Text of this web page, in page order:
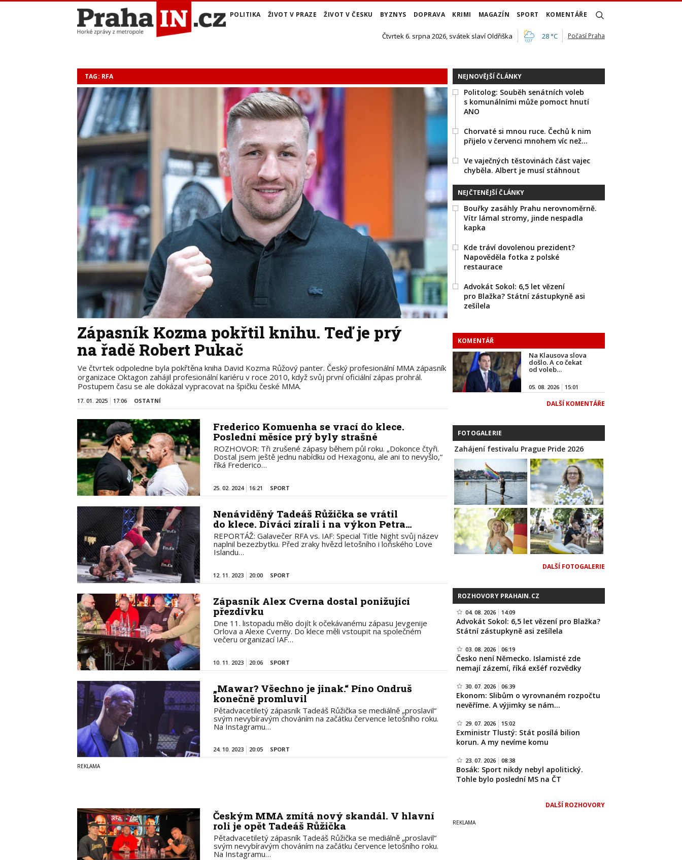
POLITIKA ŽIVOT V PRAZE ŽIVOT V ČESKU BYZNYS DOPRAVA KRIMI MAGAZÍN SPORT KOMENTÁŘE
Čtvrtek 6. srpna 2026, svátek slaví Oldřiška 28 °C Počasí Praha
TAG: RFA
Zápasník Kozma pokřtil knihu. Teď je prý
na řadě Robert Pukač
Ve čtvrtek odpoledne byla pokřtěna kniha David Kozma Růžový panter. Český profesionální MMA zápasník
organizace Oktagon zahájil profesionální kariéru v roce 2010, když svůj první oficiální zápas prohrál.
Postupem času se ale dokázal vypracovat na špičku české MMA.
17. 01. 2025 17:06 OSTATNÍ
Frederico Komuenha se vrací do klece.
Poslední měsíce prý byly strašné
ROZHOVOR: Tři zrušené zápasy během půl roku. „Dokonce čtyři.
Dostal jsem ještě jednu nabídku od Hexagonu, ale ani to nevyšlo,“
říká Frederico…
25. 02. 2024 16:21 SPORT
Nenáviděný Tadeáš Růžička se vrátil
do klece. Diváci zírali i na výkon Petra…
REPORTÁŽ: Galavečer RFA vs. IAF: Special Title Night svůj název
naplnil bezezbytku. Před zraky hvězd letošního i loňského Love
Islandu…
12. 11. 2023 20:00 SPORT
Zápasník Alex Cverna dostal ponižující
přezdívku
Dne 11. listopadu mělo dojít k očekávanému zápasu Jevgenije
Orlova a Alexe Cverny. Do klece měli vstoupit na společném
večeru organizací IAF…
10. 11. 2023 20:06 SPORT
„Mawar? Všechno je jinak.“ Píno Ondruš
konečně promluvil
Pětadvacetiletý zápasník Tadeáš Růžička se mediálně „proslavil“
svým nevybíravým chováním na začátku července letošního roku.
Na Instagramu…
24. 10. 2023 20:05 SPORT
Českým MMA zmítá nový skandál. V hlavní
roli je opět Tadeáš Růžička
Pětadvacetiletý zápasník Tadeáš Růžička se mediálně „proslavil“
svým nevybíravým chováním na začátku července letošního roku.
Na Instagramu…
NEJNOVĚJŠÍ ČLÁNKY
Politolog: Souběh senátních voleb
s komunálními může pomoct hnutí
ANO
Chorvaté si mnou ruce. Čechů k nim
přijelo v červenci mnohem víc než…
Ve vaječných těstovinách část vajec
chyběla. Albert je musí stáhnout
NEJČTENĚJŠÍ ČLÁNKY
Bouřky zasáhly Prahu nerovnoměrně.
Vítr lámal stromy, jinde nespadla
kapka
Kde tráví dovolenou prezident?
Napověděla fotka z polské
restaurace
Advokát Sokol: 6,5 let vězení
pro Blažka? Státní zástupkyně asi
zešílela
KOMENTÁŘ
Na Klausova slova
došlo. A co čekat
od voleb…
05. 08. 2026 15:01
DALŠÍ KOMENTÁŘE
FOTOGALERIE
Zahájení festivalu Prague Pride 2026
DALŠÍ FOTOGALERIE
ROZHOVORY PRAHAIN.CZ
04. 08. 2026 14:09
Advokát Sokol: 6,5 let vězení pro Blažka?
Státní zástupkyně asi zešílela
03. 08. 2026 06:19
Česko není Německo. Islamisté zde
nemají zázemí, říká exšéf rozvědky
30. 07. 2026 06:39
Ekonom: Slibům o vyrovnaném rozpočtu
nevěříme. A výjimky se nám…
29. 07. 2026 15:02
Exministr Tlustý: Stát posílá bilion
korun. A my nevíme komu
23. 07. 2026 08:38
Bosák: Sport nikdy nebyl apolitický.
Tohle bylo poslední MS na ČT
DALŠÍ ROZHOVORY